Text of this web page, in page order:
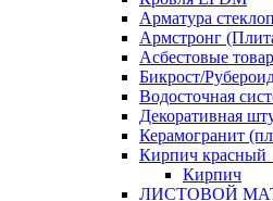
Арматура
Армстронг
Асбестовые
Бикрост/
Водосточная
Декоративная
Керамогранит
Кирпич красный
Кирпич
ЛИСТОВОЙ